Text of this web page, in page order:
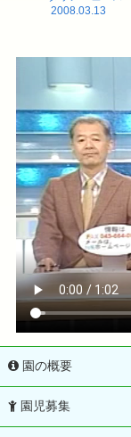
2008.03.13
園の概要
園児募集